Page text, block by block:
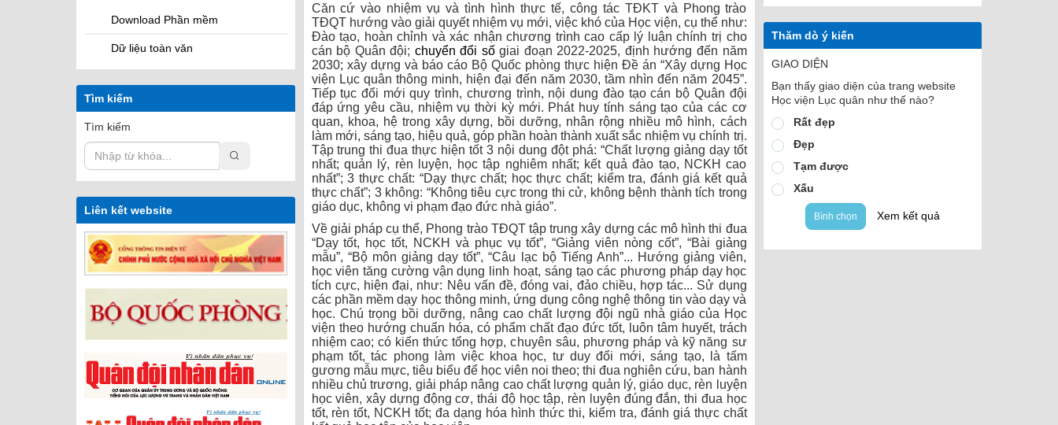
Download Phần mềm
Dữ liệu toàn văn
Tìm kiếm
Tìm kiếm
Liên kết website
Căn cứ vào nhiệm vụ và tình hình thực tế, công tác TĐKT và Phong trào
TĐQT hướng vào giải quyết nhiệm vụ mới, việc khó của Học viện, cụ thể như:
Đào tạo, hoàn chỉnh và xác nhận chương trình cao cấp lý luận chính trị cho
cán bộ Quân đội; chuyển đổi sốgiai đoạn 2022-2025, định hướng đến năm
2030; xây dựng và báo cáo Bộ Quốc phòng thực hiện Đề án “Xây dựng Học
viện Lục quân thông minh, hiện đại đến năm 2030, tầm nhìn đến năm 2045”.
Tiếp tục đổi mới quy trình, chương trình, nội dung đào tạo cán bộ Quân đội
đáp ứng yêu cầu, nhiệm vụ thời kỳ mới. Phát huy tính sáng tạo của các cơ
quan, khoa, hệ trong xây dựng, bồi dưỡng, nhân rộng nhiều mô hình, cách
làm mới, sáng tạo, hiệu quả, góp phần hoàn thành xuất sắc nhiệm vụ chính trị.
Tập trung thi đua thực hiện tốt 3 nội dung đột phá: “Chất lượng giảng dạy tốt
nhất; quản lý, rèn luyện, học tập nghiêm nhất; kết quả đào tạo, NCKH cao
nhất”; 3 thực chất: “Dạy thực chất; học thực chất; kiểm tra, đánh giá kết quả
thực chất”; 3 không: “Không tiêu cực trong thi cử, không bệnh thành tích trong
giáo dục, không vi phạm đạo đức nhà giáo”.
Về giải pháp cụ thể, Phong trào TĐQT tập trung xây dựng các mô hình thi đua
“Dạy tốt, học tốt, NCKH và phục vụ tốt”, “Giảng viên nòng cốt”, “Bài giảng
mẫu”, “Bộ môn giảng dạy tốt”, “Câu lạc bộ Tiếng Anh”... Hướng giảng viên,
học viên tăng cường vận dụng linh hoạt, sáng tạo các phương pháp dạy học
tích cực, hiện đại, như: Nêu vấn đề, đóng vai, đảo chiều, hợp tác... Sử dụng
các phần mềm dạy học thông minh, ứng dụng công nghệ thông tin vào dạy và
học. Chú trọng bồi dưỡng, nâng cao chất lượng đội ngũ nhà giáo của Học
viện theo hướng chuẩn hóa, có phẩm chất đạo đức tốt, luôn tâm huyết, trách
nhiệm cao; có kiến thức tổng hợp, chuyên sâu, phương pháp và kỹ năng sư
phạm tốt, tác phong làm việc khoa học, tư duy đổi mới, sáng tạo, là tấm
gương mẫu mực, tiêu biểu để học viên noi theo; thi đua nghiên cứu, ban hành
nhiều chủ trương, giải pháp nâng cao chất lượng quản lý, giáo dục, rèn luyện
học viên, xây dựng động cơ, thái độ học tập, rèn luyện đúng đắn, thi đua học
tốt, rèn tốt, NCKH tốt; đa dạng hóa hình thức thi, kiểm tra, đánh giá thực chất
Thăm dò ý kiến
GIAO DIỆN
Bạn thấy giao diện của trang website
Học viện Lục quân như thế nào?
Rất đẹp
Đẹp
Tạm được
Xấu
Bình chọn Xem kết quả